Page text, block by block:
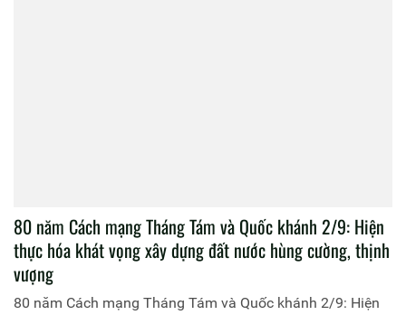
80 năm Cách mạng Tháng Tám và Quốc khánh 2/9: Hiện
thực hóa khát vọng xây dựng đất nước hùng cường, thịnh
vượng
80 năm Cách mạng Tháng Tám và Quốc khánh 2/9: Hiện